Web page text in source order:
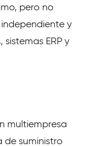
pero no
y
ERP y
multiempresa
de suministro